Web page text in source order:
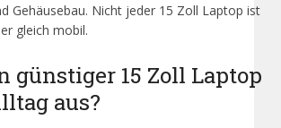
Gehäusebau. Nicht jeder 15 Zoll Laptop ist
gleich mobil.
günstiger 15 Zoll Laptop
aus?